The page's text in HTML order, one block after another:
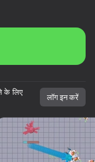
के लिए
लॉग इन करें